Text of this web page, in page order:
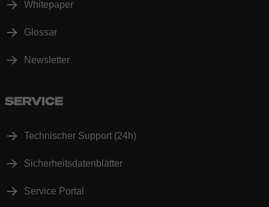
Whitepaper
Glossar
Newsletter
SERVICE
Technischer Support (24h)
Sicherheitsdatenblätter
Service Portal